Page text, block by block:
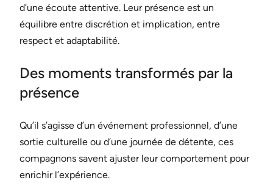
d’une écoute attentive. Leur présence est un
équilibre entre discrétion et implication, entre
respect et adaptabilité.
Des moments transformés par la
présence
Qu’il s’agisse d’un événement professionnel, d’une
sortie culturelle ou d’une journée de détente, ces
compagnons savent ajuster leur comportement pour
enrichir l’expérience.